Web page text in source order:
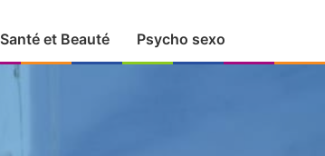
Santé et Beauté Psycho sexo